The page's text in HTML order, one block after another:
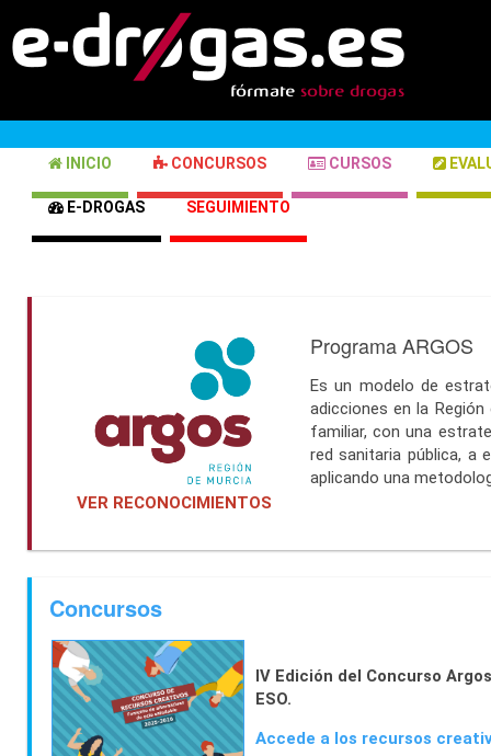
INICIO CONCURSOS CURSOS
E-DROGAS SEGUIMIENTO
VER RECONOCIMIENTOS
Programa ARGOS
Es un modelo de
adicciones en la
familiar, con una
red sanitaria pública, a
aplicando una
Concursos
IV Edición del Concurso
ESO.
Accede a los recursos